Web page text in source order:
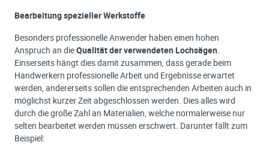
Bearbeitung spezieller Werkstoffe
Besonders professionelle Anwender haben einen hohen
Anspruch an dieQualität der verwendeten Lochsägen.
Einserseits hängt dies damit zusammen, dass gerade beim
Handwerkern professionelle Arbeit und Ergebnisse erwartet
werden, andererseits sollen die entsprechenden Arbeiten auch in
möglichst kurzer Zeit abgeschlossen werden. Dies alles wird
durch die große Zahl an Materialien, welche normalerweise nur
selten bearbeitet werden müssen erschwert. Darunter fällt zum
Beispiel: